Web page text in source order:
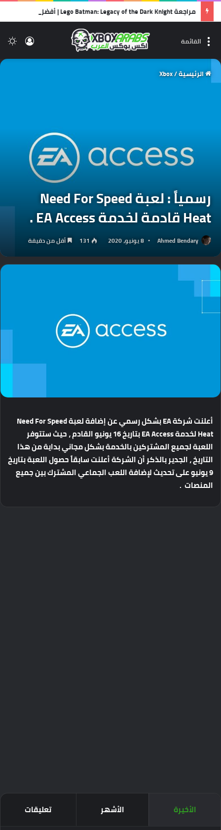
القائمة
الرئيسية/
Xbox
رسمياً : لعبة Need For Speed
Heat قادمة لخدمة EA Access .
Ahmed Bendary 8 يونيو، 2020 131 أقل من دقيقة
أعلنت شركة EA بشكل رسمي عن إضافة لعبة Need For Speed
Heat لخدمة EA Access بتاريخ 16 يونيو القادم ، حيث ستتوفر
اللعبة لجميع المشتركين بالخدمة بشكل مجاني بداية من هذا
التاريخ ، الجدير بالذكر أن الشركة أعلنت سابقاً حصول اللعبة بتاريخ
9 يونيو على تحديث لإضافة اللعب الجماعي المشترك بين جميع
المنصات .
الأخيرة الأشهر تعليقات